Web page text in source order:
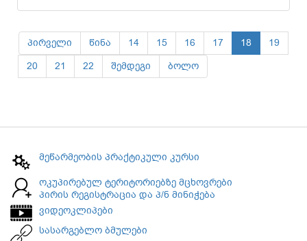
პირველი წინა 14 15 16 17 18
19
20
21 22 შემდეგი ბოლო
მეწარმეობის პრაქტიკული კურსი
ოკუპირებულ ტერიტორიებზე მცხოვრები
პირის რეგისტრაცია და პ/ნ მინიჭება
ვიდეოკლიპები
სასარგებლო ბმულები